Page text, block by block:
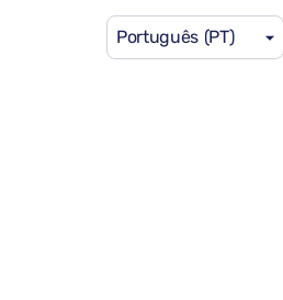
Português (PT)